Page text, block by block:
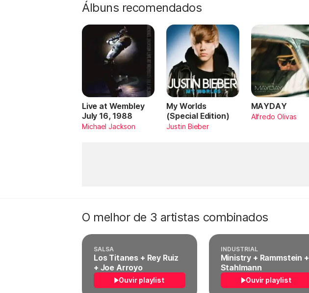
Álbuns recomendados
Live at Wembley
July 16, 1988
Michael Jackson
My Worlds
(Special Edition)
Justin Bieber
MAYDAY
Alfredo Olivas
O melhor de 3 artistas combinados
SALSA
Los Titanes + Rey Ruiz
+ Joe Arroyo
Ouvir playlist
INDUSTRIAL
Ministry + Rammstein +
Stahlmann
Ouvir playlist